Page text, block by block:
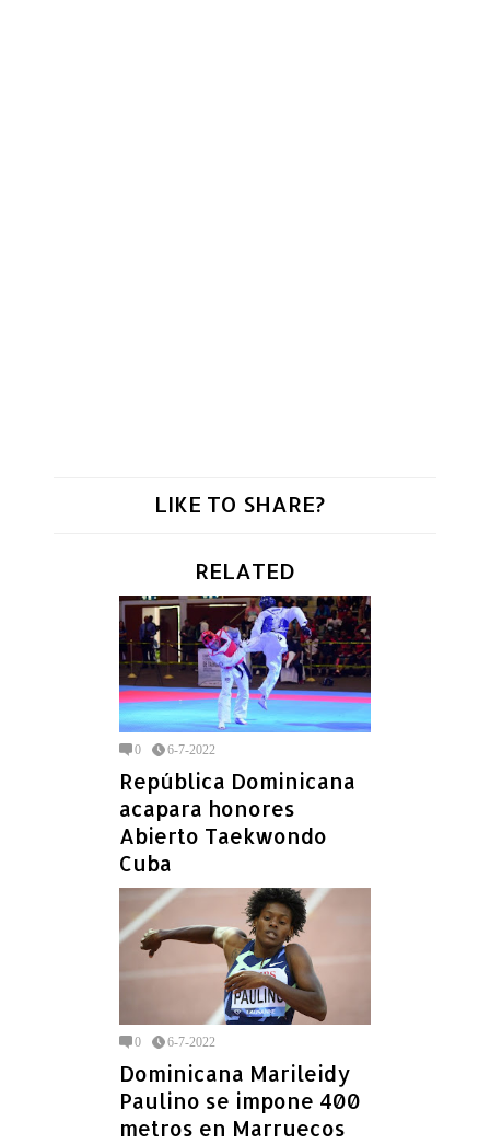
LIKE TO SHARE?
RELATED
0 6-7-2022
República Dominicana
acapara honores
Abierto Taekwondo
Cuba
0 6-7-2022
Dominicana Marileidy
Paulino se impone 400
metros en Marruecos